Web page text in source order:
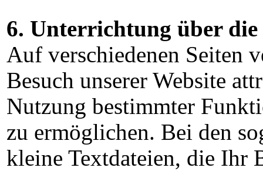
6. Unterrichtung über
Auf verschiedenen Seiten
Besuch unserer Website
Nutzung bestimmter
zu ermöglichen. Bei den
kleine Textdateien, die Ihr